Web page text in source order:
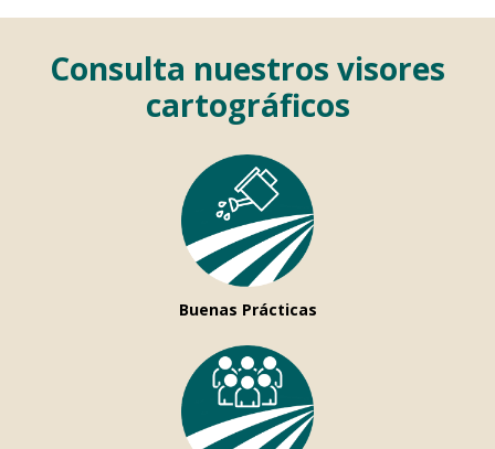
Consulta nuestros visores
cartográficos
Buenas Prácticas